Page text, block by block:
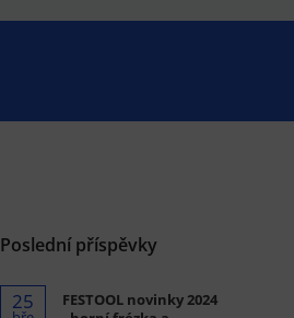
Poslední příspěvky
25
FESTOOL novinky 2024